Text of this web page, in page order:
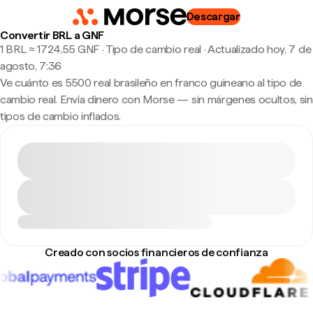
Descargar
Convertir BRL a GNF
1 BRL ≈ 1724,55 GNF · Tipo de cambio real ·Actualizado hoy, 7 de
agosto, 7:36
Ve cuánto es 5500 real brasileño en franco guineano al tipo de
cambio real. Envía dinero con Morse — sin márgenes ocultos, sin
tipos de cambio inflados.
Creado con socios financieros de confianza